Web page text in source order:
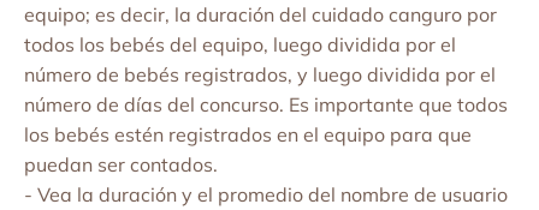
equipo; es decir, la duración del cuidado canguro por
todos los bebés del equipo, luego dividida por el
número de bebés registrados, y luego dividida por el
número de días del concurso. Es importante que todos
los bebés estén registrados en el equipo para que
puedan ser contados.
- Vea la duración y el promedio del nombre de usuario